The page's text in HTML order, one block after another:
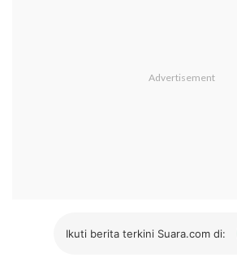
Ikuti berita terkini Suara.com di: